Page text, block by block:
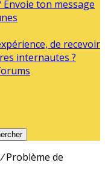
ton message
de recevoir
internautes ?
/ Problème de